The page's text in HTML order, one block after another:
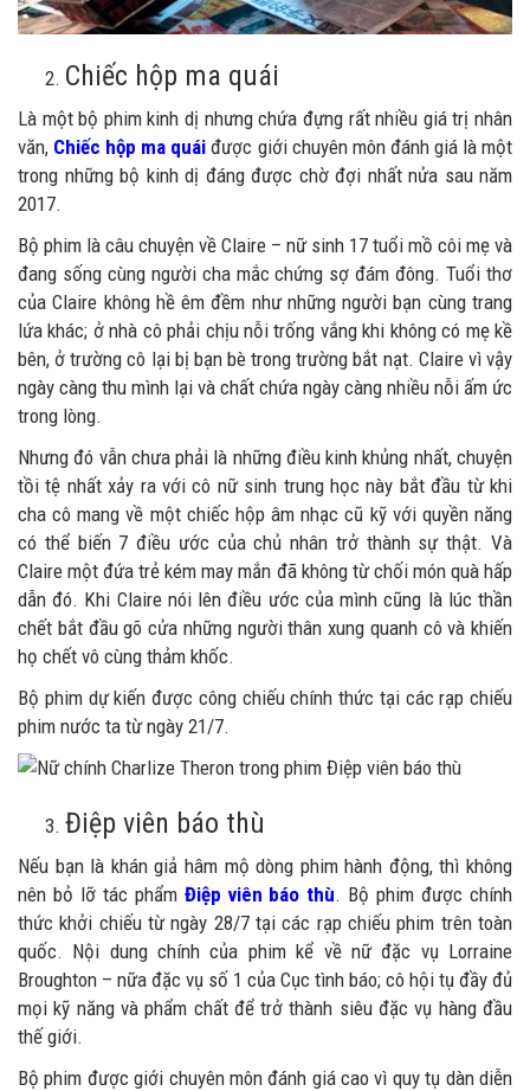
Chiếc hộp ma quái
Là một bộ phim kinh dị nhưng chứa đựng rất nhiều giá trị nhân
văn, Chiếc hộp ma quái được giới chuyên môn đánh giá là một
trong những bộ kinh dị đáng được chờ đợi nhất nửa sau năm
2017.
Bộ phim là câu chuyện về Claire – nữ sinh 17 tuổi mồ côi mẹ và
đang sống cùng người cha mắc chứng sợ đám đông. Tuổi thơ
của Claire không hề êm đềm như những người bạn cùng trang
lứa khác; ở nhà cô phải chịu nỗi trống vắng khi không có mẹ kề
bên, ở trường cô lại bị bạn bè trong trường bắt nạt. Claire vì vậy
ngày càng thu mình lại và chất chứa ngày càng nhiều nỗi ấm ức
trong lòng.
Nhưng đó vẫn chưa phải là những điều kinh khủng nhất, chuyện
tồi tệ nhất xảy ra với cô nữ sinh trung học này bắt đầu từ khi
cha cô mang về một chiếc hộp âm nhạc cũ kỹ với quyền năng
có thể biến 7 điều ước của chủ nhân trở thành sự thật. Và
Claire một đứa trẻ kém may mắn đã không từ chối món quà hấp
dẫn đó. Khi Claire nói lên điều ước của mình cũng là lúc thần
chết bắt đầu gõ cửa những người thân xung quanh cô và khiến
họ chết vô cùng thảm khốc.
Bộ phim dự kiến được công chiếu chính thức tại các rạp chiếu
phim nước ta từ ngày 21/7.
Điệp viên báo thù
Nếu bạn là khán giả hâm mộ dòng phim hành động, thì không
nên bỏ lỡ tác phẩm Điệp viên báo thù. Bộ phim được chính
thức khởi chiếu từ ngày 28/7 tại các rạp chiếu phim trên toàn
quốc. Nội dung chính của phim kể về nữ đặc vụ Lorraine
Broughton – nữa đặc vụ số 1 của Cục tình báo; cô hội tụ đầy đủ
mọi kỹ năng và phẩm chất để trở thành siêu đặc vụ hàng đầu
thế giới.
Bộ phim được giới chuyên môn đánh giá cao vì quy tụ dàn diễn